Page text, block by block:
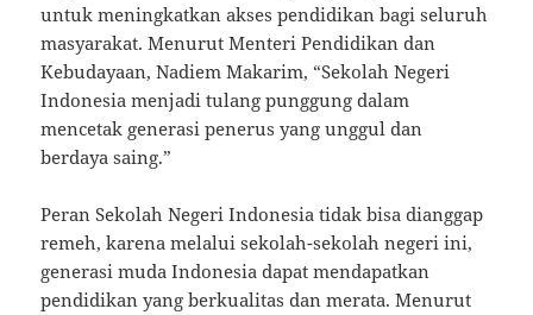
untuk meningkatkan akses pendidikan bagi seluruh
masyarakat. Menurut Menteri Pendidikan dan
Kebudayaan, Nadiem Makarim, “Sekolah Negeri
Indonesia menjadi tulang punggung dalam
mencetak generasi penerus yang unggul dan
berdaya saing.”
Peran Sekolah Negeri Indonesia tidak bisa dianggap
remeh, karena melalui sekolah-sekolah negeri ini,
generasi muda Indonesia dapat mendapatkan
pendidikan yang berkualitas dan merata. Menurut